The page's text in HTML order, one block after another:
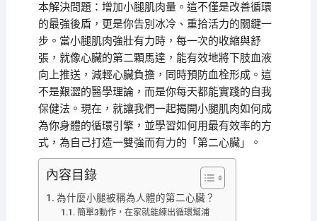
本解決問題：增加小腿肌肉量。這不僅是改善循環
的最強後盾，更是你告別冰冷、重拾活力的關鍵一
步。當小腿肌肉強壯有力時，每一次的收縮與舒
張，就像心臟的第二顆馬達，能有效地將下肢血液
向上推送，減輕心臟負擔，同時預防血栓形成。這
不是艱澀的醫學理論，而是你每天都能實踐的自我
保健法。現在，就讓我們一起揭開小腿肌肉如何成
為你身體的循環引擎，並學習如何用最有效率的方
式，為自己打造一雙強而有力的「第二心臟」。
內容目錄
為什麼小腿被稱為人體的第二心臟？
簡單3動作，在家就能練出循環幫浦